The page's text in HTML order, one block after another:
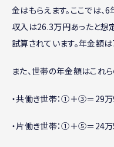
金はもらえます。ここでは、
収入は26.3万円あったと想
試算されています。年金額
また、世帯の年金額はこれ
・共働き世帯：①＋③＝29
・片働き世帯：①＋⑤＝24